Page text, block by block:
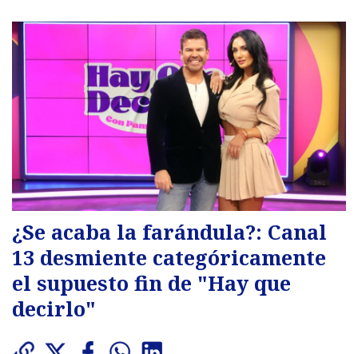
¿Se acaba la farándula?: Canal
13 desmiente categóricamente
el supuesto fin de "Hay que
decirlo"